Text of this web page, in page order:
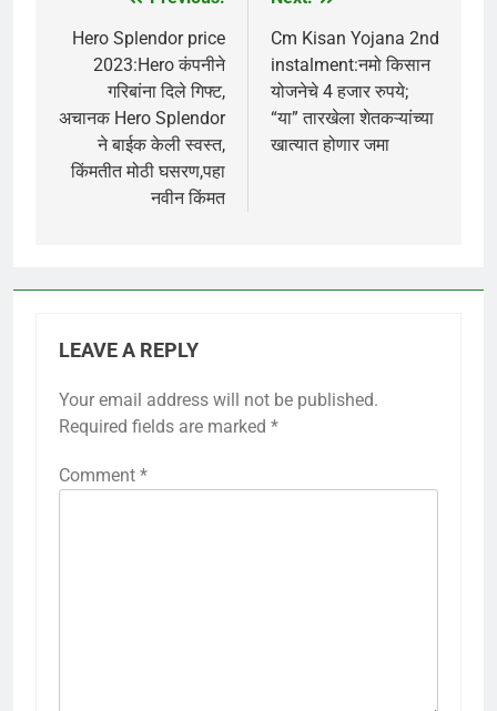
navigation
Hero Splendor price
2023:Hero कंपनीने
गरिबांना दिले गिफ्ट,
अचानक Hero Splendor
ने बाईक केली स्वस्त,
किंमतीत मोठी घसरण,पहा
नवीन किंमत
Cm Kisan Yojana 2nd
instalment:नमो किसान
योजनेचे 4 हजार रुपये;
“या” तारखेला शेतकऱ्यांच्या
खात्यात होणार जमा
LEAVE A REPLY
Your email address will not be published.
Required fields are marked *
Comment *